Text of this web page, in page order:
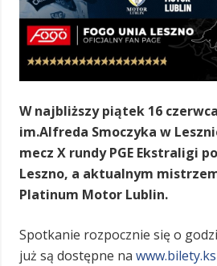
W najbliższy piątek 16
im.Alfreda Smoczyka w
mecz X rundy PGE Ekstraligi
Leszno, a aktualnym
Platinum Motor Lublin.
Spotkanie rozpocznie się o
już są dostępne na